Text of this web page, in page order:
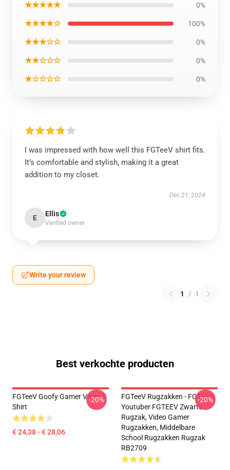
★★★★★ 0%
★★★★☆ 100%
★★★☆☆ 0%
★★☆☆☆ 0%
★☆☆☆☆ 0%
I was impressed with how well this FGTeeV shirt fits.
It’s comfortable and stylish, making it a great
addition to my closet.
Dec 21, 2024
E Ellis
Verified owner
Write your review
1 / 1
Best verkochte producten
FGTeeV Goofy Gamer Vibes T-
Shirt
€ 24,38 - € 28,06
-20%
FGTeeV Rugzakken - FGTEEV.
Youtuber FGTEEV Zwarte
Rugzak, Video Gamer
Rugzakken, Middelbare
School Rugzakken Rugzak
RB2709
-20%